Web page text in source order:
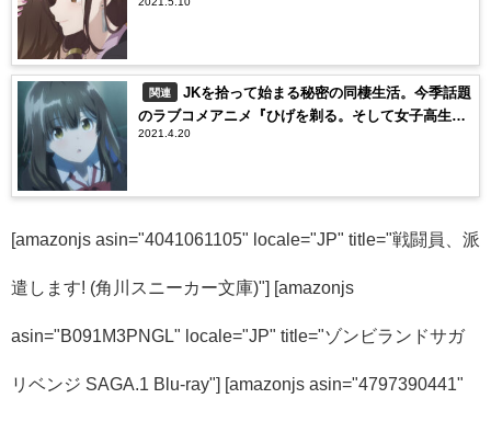
関連
JKを拾って始まる秘密の同棲生活。今季話題
のラブコメアニメ『ひげを剃る。そして女子高生を
拾う。』
2021.4.20
[amazonjs asin="4041061105" locale="JP" title="戦闘員、派
遣します! (角川スニーカー文庫)"] [amazonjs
asin="B091M3PNGL" locale="JP" title="ゾンビランドサガ
リベンジ SAGA.1 Blu-ray"] [amazonjs asin="4797390441"